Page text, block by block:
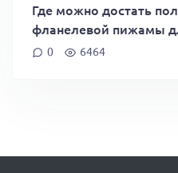
Где можно достать
фланелевой пижамы
0 6464